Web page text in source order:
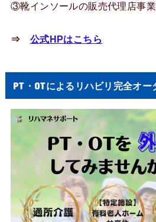
③靴インソールの販売代理店事業
⇒ 公式HPはこちら
PT・OTによるリハビリ完全オー